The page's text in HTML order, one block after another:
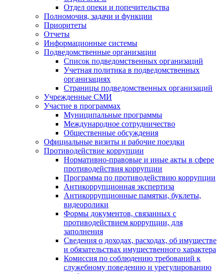
Отдел опеки и попечительства
Полномочия, задачи и функции
Приоритеты
Отчеты
Информационные системы
Подведомственные организации
Список подведомственных организаций
Учетная политика в подведомственных
организациях
Страницы подведомственных организаций
Учрежденные СМИ
Участие в программах
Муниципальные программы
Международное сотрудничество
Общественные обсуждения
Официальные визиты и рабочие поездки
Противодействие коррупции
Нормативно-правовые и иные акты в сфере
противодействия коррупции
Программа по противодействию коррупции
Антикоррупционная экспертиза
Антикоррупционные памятки, буклеты,
видеоролики
Формы документов, связанных с
противодействием коррупции, для
заполнения
Сведения о доходах, расходах, об имуществе
и обязательствах имущественного характера
Комиссия по соблюдению требований к
служебному поведению и урегулированию